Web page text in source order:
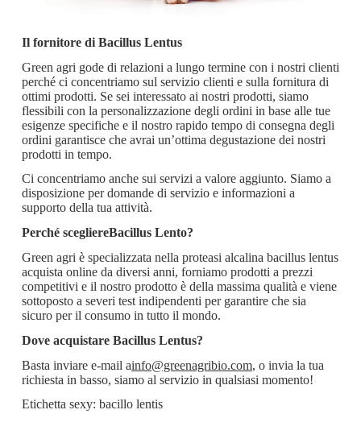
Il fornitore di Bacillus Lentus
Green agri gode di relazioni a lungo termine con i nostri clienti
perché ci concentriamo sul servizio clienti e sulla fornitura di
ottimi prodotti. Se sei interessato ai nostri prodotti, siamo
flessibili con la personalizzazione degli ordini in base alle tue
esigenze specifiche e il nostro rapido tempo di consegna degli
ordini garantisce che avrai un’ottima degustazione dei nostri
prodotti in tempo.
Ci concentriamo anche sui servizi a valore aggiunto. Siamo a
disposizione per domande di servizio e informazioni a
supporto della tua attività.
Perché scegliereBacillus Lento?
Green agri è specializzata nella proteasi alcalina bacillus lentus
acquista online da diversi anni, forniamo prodotti a prezzi
competitivi e il nostro prodotto è della massima qualità e viene
sottoposto a severi test indipendenti per garantire che sia
sicuro per il consumo in tutto il mondo.
Dove acquistare Bacillus Lentus?
Basta inviare e-mail ainfo@greenagribio.com, o invia la tua
richiesta in basso, siamo al servizio in qualsiasi momento!
Etichetta sexy: bacillo lentis